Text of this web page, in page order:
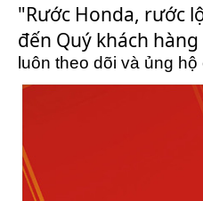
"Rước Honda, rước
đến Quý khách
luôn theo dõi và ủng